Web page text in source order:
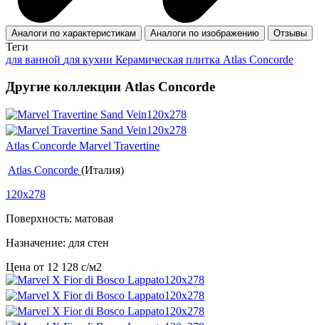
Аналоги по характеристикам Аналоги по изображению Отзывы
Теги
для ванной для кухни Керамическая плитка Atlas Concorde
Другие коллекции Atlas Concorde
Atlas Concorde Marvel Travertine
Atlas Concorde (Италия)
120x278
Поверхность: матовая
Назначение: для стен
Цена от 12 128 c/м2